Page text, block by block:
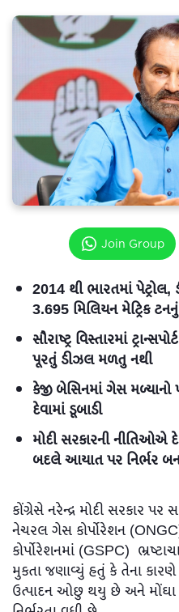
Join Group
2014 થી ભારતમાં પેટ્રોલ,
3.695 મિલિયન મેટ્રિક
સૌરાષ્ટ્ર વિસ્તારમાં
પૂરતું ડીઝલ મળતુ નથી
કેજી બેસિનમાં ગેસ મળ્યાનો
દેવામાં ડૂબાડી
મોદી સરકારની નીતિઓએ
બદલે આયાત પર નિર્ભર
કોંગ્રેસે નરેન્દ્ર મોદી સરકાર
નેચરલ ગેસ કોર્પોરેશન
કોર્પોરેશનમાં (GSPC)
મુકતા જણાવ્યું હતું કે તેના
ઉત્પાદન ઓછુ થયુ છે અને